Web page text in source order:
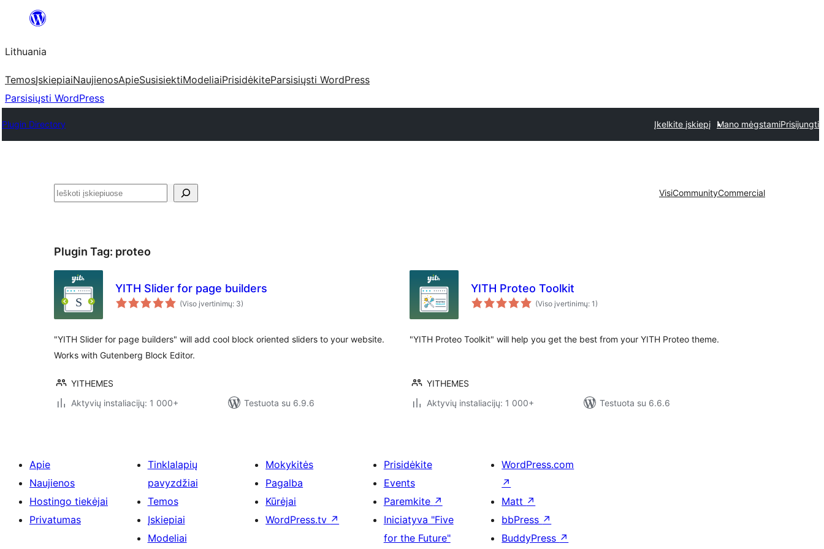
turinio
Lithuania
TemosĮskiepiaiNaujienosApieSusisiektiModeliaiPrisidėkiteParsisiųsti WordPress
Parsisiųsti WordPress
Plugin Directory Įkelkite įskiepį Mano mėgstamiPrisijungti
Paieška VisiCommunityCommercial
Plugin Tag: proteo
YITH Slider for page builders
(Viso įvertinimų: 3)
"YITH Slider for page builders" will add cool block oriented sliders to your website.
Works with Gutenberg Block Editor.
YITHEMES
Aktyvių instaliacijų: 1 000+
Testuota su 6.9.6
YITH Proteo Toolkit
(Viso įvertinimų: 1)
"YITH Proteo Toolkit" will help you get the best from your YITH Proteo theme.
YITHEMES
Aktyvių instaliacijų: 1 000+
Testuota su 6.6.6
Apie
Naujienos
Hostingo tiekėjai
Privatumas
Tinklalapių
pavyzdžiai
Temos
Įskiepiai
Modeliai
Mokykitės
Pagalba
Kūrėjai
WordPress.tv ↗
Prisidėkite
Events
Paremkite ↗
Iniciatyva "Five
for the Future"
WordPress.com
↗
Matt ↗
bbPress ↗
BuddyPress ↗